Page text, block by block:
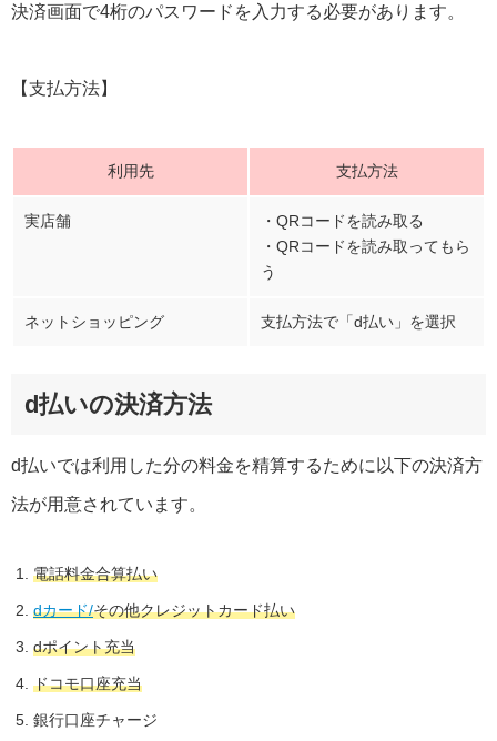
決済画面で4桁のパスワードを入力する必要があります。
【支払方法】
利用先 支払方法
実店舗
・QRコードを読み取る
・QRコードを読み取ってもら
う
ネットショッピング 支払方法で「d払い」を選択
d払いの決済方法
d払いでは利用した分の料金を精算するために以下の決済方
法が用意されています。
電話料金合算払い
dカード/その他クレジットカード払い
dポイント充当
ドコモ口座充当
銀行口座チャージ